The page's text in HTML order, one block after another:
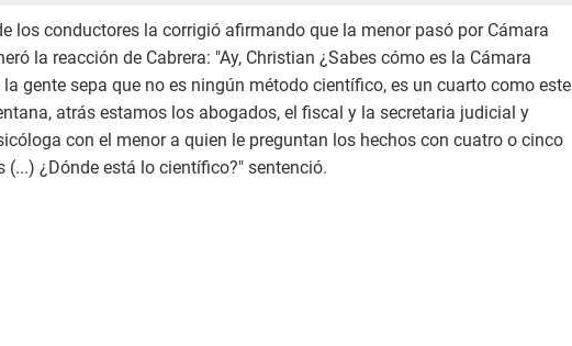
los conductores la corrigió afirmando que la menor pasó por Cámara
la reacción de Cabrera: "Ay, Christian ¿Sabes cómo es la Cámara
la gente sepa que no es ningún método científico, es un cuarto como este
atrás estamos los abogados, el fiscal y la secretaria judicial y
con el menor a quien le preguntan los hechos con cuatro o cinco
(...) ¿Dónde está lo científico?" sentenció.